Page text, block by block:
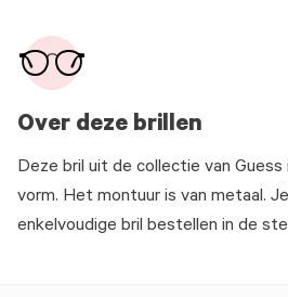
Over deze brillen
Deze bril uit de collectie van Guess
vorm. Het montuur is van metaal.
enkelvoudige bril bestellen in de